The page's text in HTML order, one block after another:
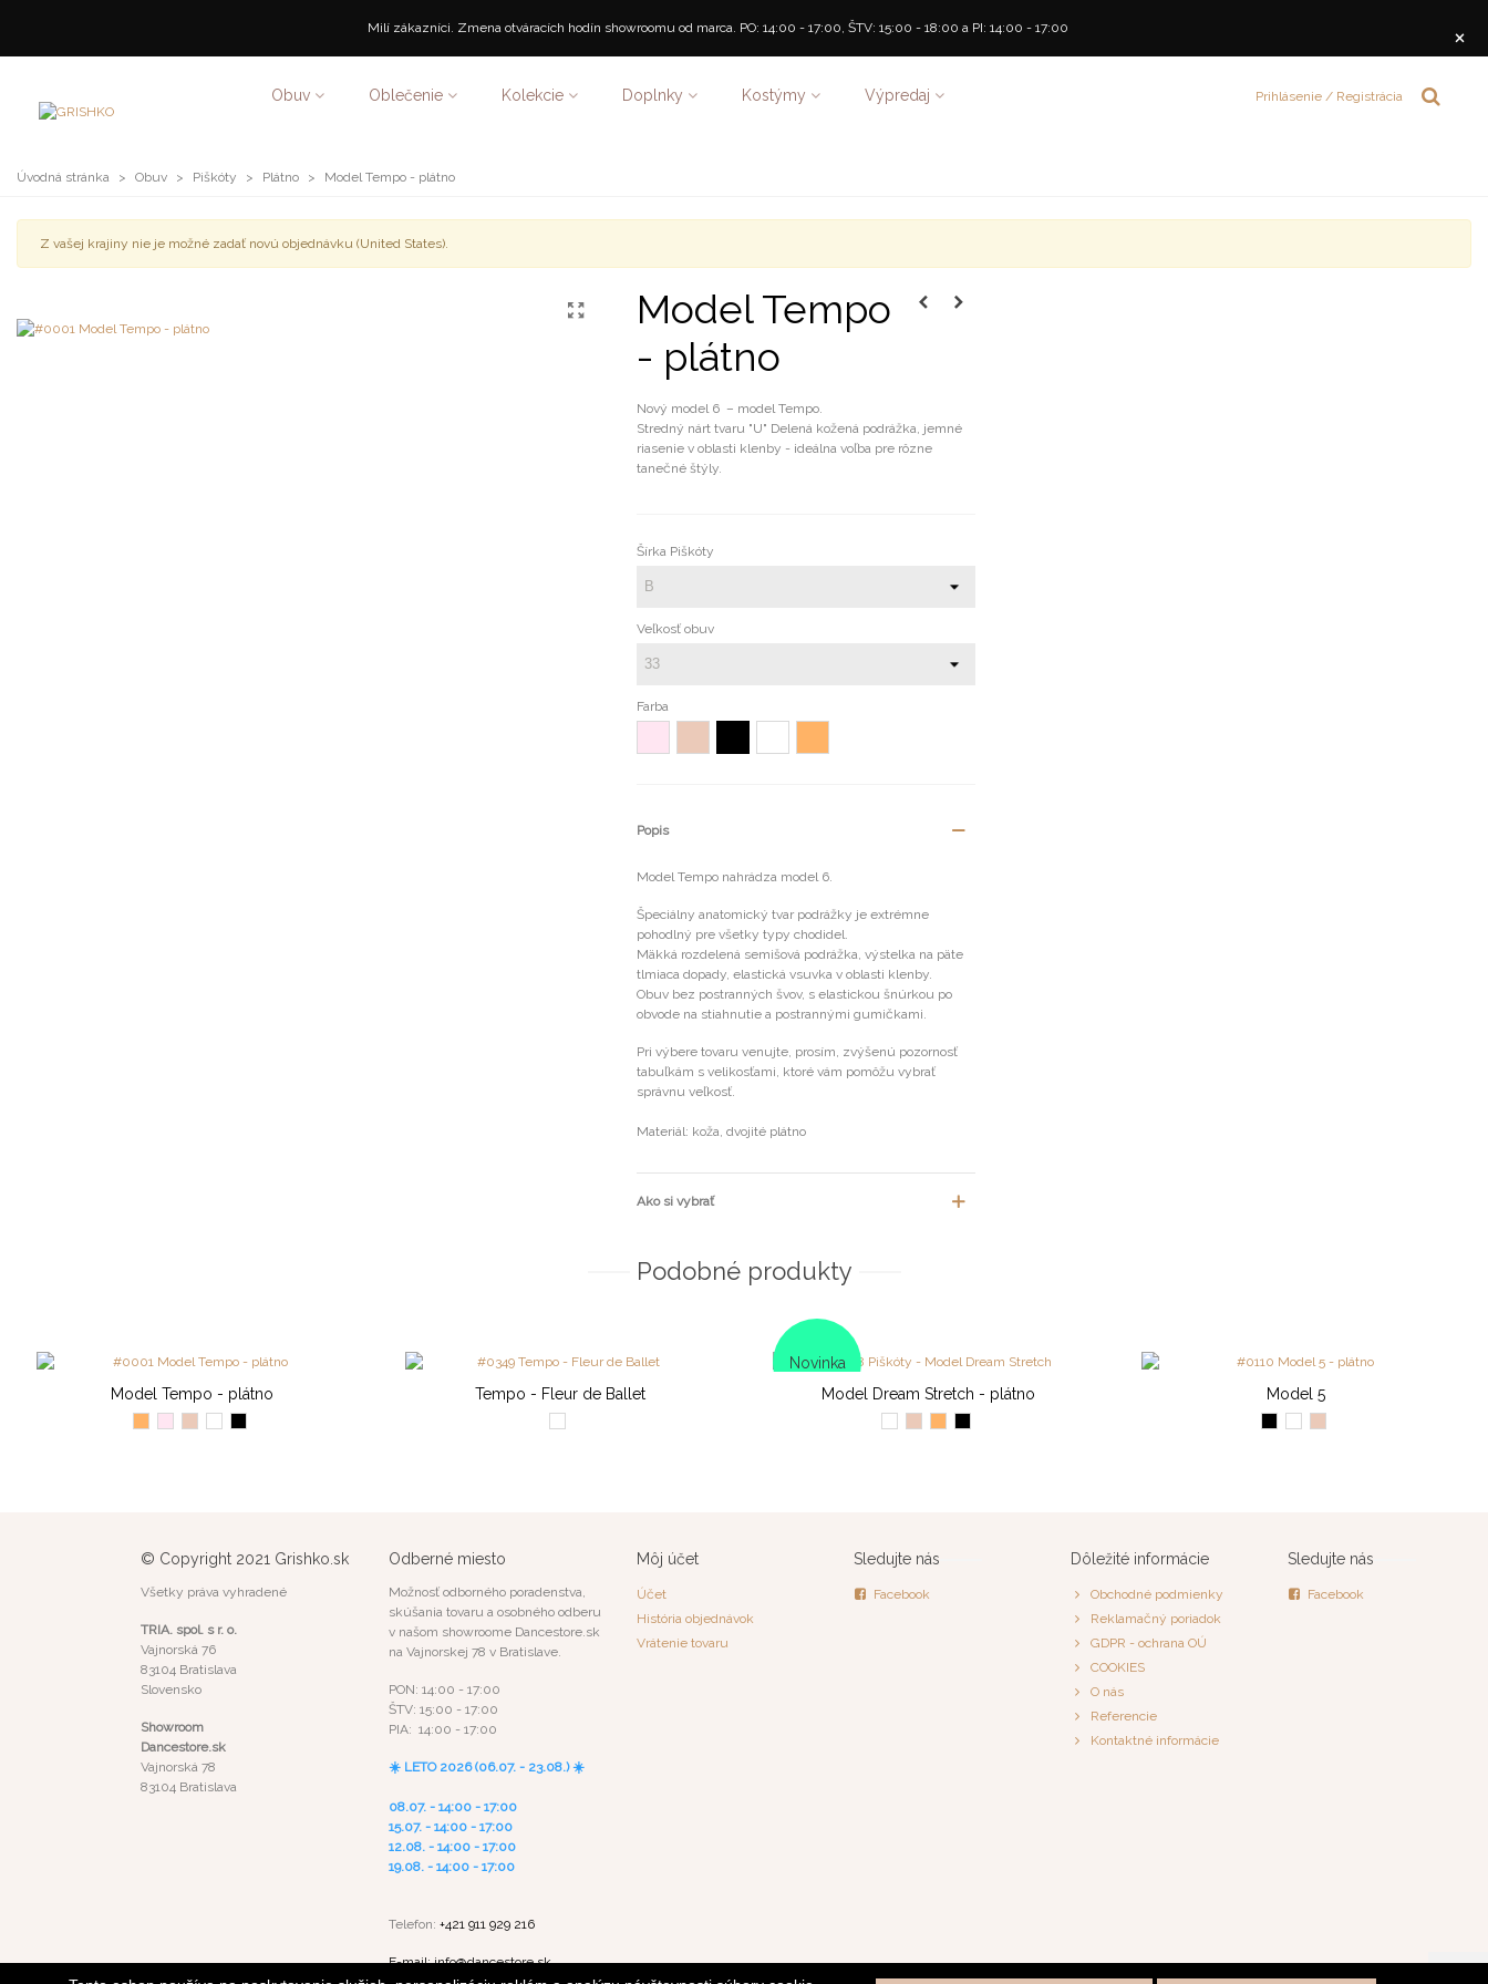
Milí zákazníci. Zmena otváracích hodín showroomu od marca. PO: 14:00 - 17:00, ŠTV: 15:00 - 18:00 a PI: 14:00 - 17:00 ×
Obuv Oblečenie Kolekcie Doplnky Kostýmy Výpredaj Prihlásenie / Registrácia
Úvodná stránka > Obuv > Piškóty > Plátno > Model Tempo - plátno
Z vašej krajiny nie je možné zadať novú objednávku (United States).
Model Tempo
- plátno
Nový model 6 – model Tempo.
Stredný nárt tvaru "U" Delená kožená podrážka, jemné
riasenie v oblasti klenby - ideálna voľba pre rôzne
tanečné štýly.
Šírka Piškóty
Veľkosť obuv
Farba
svetlá losos
Popis
Model Tempo nahrádza model 6.
Špeciálny anatomický tvar podrážky je extrémne
pohodlný pre všetky typy chodidel.
Mäkká rozdelená semišová podrážka, výstelka na päte
tlmiaca dopady, elastická vsuvka v oblasti klenby.
Obuv bez postranných švov, s elastickou šnúrkou po
obvode na stiahnutie a postrannými gumičkami.
Pri výbere tovaru venujte, prosím, zvýšenú pozornosť
tabuľkám s velikosťami, ktoré vám pomôžu vybrať
správnu veľkosť.
Materiál: koža, dvojité plátno
Ako si vybrať
Podobné produkty
Model Tempo - plátno Tempo - Fleur de Ballet
Novinka
Model Dream Stretch - plátno
Model 5
© Copyright 2021 Grishko.sk
Všetky práva vyhradené
TRIA. spol. s r. o.
Vajnorská 76
83104 Bratislava
Slovensko
Showroom
Dancestore.sk
Vajnorská 78
83104 Bratislava
Odberné miesto
Možnosť odborného poradenstva,
skúšania tovaru a osobného odberu
v našom showroome Dancestore.sk
na Vajnorskej 78 v Bratislave.
PON: 14:00 - 17:00
ŠTV: 15:00 - 17:00
PIA: 14:00 - 17:00
☀️ LETO 2026 (06.07. - 23.08.) ☀️
08.07. - 14:00 - 17:00
15.07. - 14:00 - 17:00
12.08. - 14:00 - 17:00
19.08. - 14:00 - 17:00
Telefon: +421 911 929 216
E-mail: info@dancestore.sk
Môj účet
Účet
História objednávok
Vrátenie tovaru
Sledujte nás
Facebook
Dôležité informácie
Obchodné podmienky
Reklamačný poriadok
GDPR - ochrana OÚ
COOKIES
O nás
Referencie
Kontaktné informácie
Sledujte nás
Facebook